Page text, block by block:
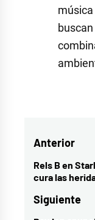
musical
brunch
cultura
de
Anterior
Entrada
anterior:
Rels B en
cura las
Siguiente